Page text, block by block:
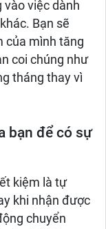
việc dành
Bạn sẽ
của mình tăng
coi chúng như
tháng thay vì
bạn để có sự
kiệm là tự
khi nhận được
chuyển